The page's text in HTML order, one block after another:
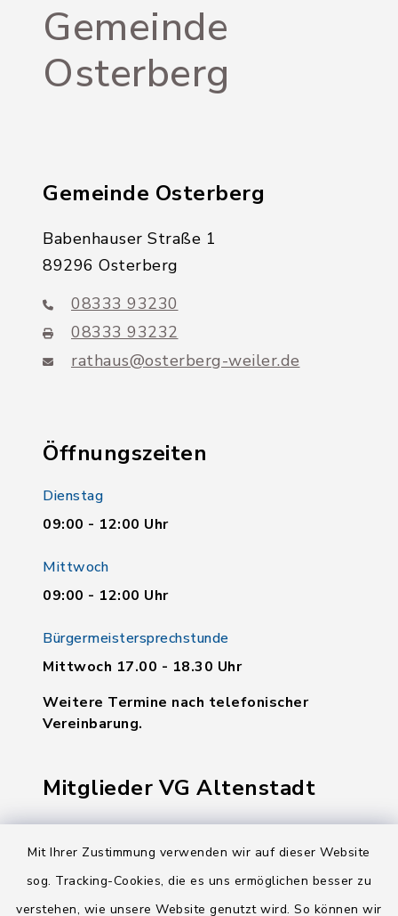
Mit Ihrer Zustimmung verwenden wir auf dieser Website
sog. Tracking-Cookies, die es uns ermöglichen besser zu
verstehen, wie unsere Website genutzt wird. So können wir
Gemeinde
Osterberg
Gemeinde Osterberg
Babenhauser Straße 1
89296 Osterberg
08333 93230
08333 93232
rathaus@osterberg-weiler.de
Öffnungszeiten
Dienstag
09:00 - 12:00 Uhr
Mittwoch
09:00 - 12:00 Uhr
Bürgermeistersprechstunde
Mittwoch 17.00 - 18.30 Uhr
Weitere Termine nach telefonischer
Vereinbarung.
Mitglieder VG Altenstadt
Markt Altenstadt
Gemeinde Osterberg